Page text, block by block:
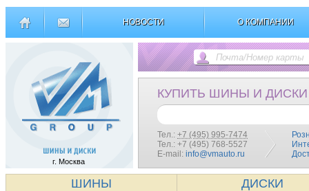
НОВОСТИ О КОМПАНИИ
г. Москва
КУПИТЬ ШИНЫ И ДИСКИ
Тел.: +7 (495) 995-7474
Тел.: +7 (495) 768-5527
E-mail: info@vmauto.ru
ШИНЫ ДИСКИ